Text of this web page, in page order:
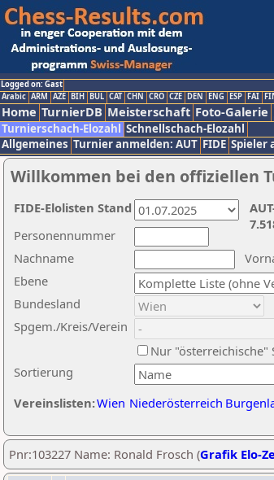
Logged on: Gast
Arabic ARM AZE BIH BUL CAT CHN CRO CZE DEN ENG ESP FAI
Home TurnierDB Meisterschaft Foto-Galerie
Turnierschach-Elozahl Schnellschach-Elozahl
Allgemeines Turnier anmelden: AUT FIDE Spieler
Willkommen bei den offiziellen
Nachname
Ebene
Sortierung
Personennummer
Bundesland
Spgem./Kreis/Verein
Nur "österreichische"
Vereinslisten:Wien Niederösterreich
FIDE-Elolisten Stand
Pnr:103227 Name: Ronald Frosch (Grafik Elo-